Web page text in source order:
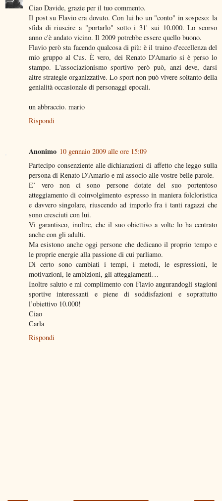
Ciao Davide, grazie per il tuo commento.
Il post su Flavio era dovuto. Con lui ho un "conto" in sospeso: la
sfida di riuscire a "portarlo" sotto i 31' sui 10.000. Lo scorso
anno c'è andato vicino. Il 2009 potrebbe essere quello buono.
Flavio però sta facendo qualcosa di più: è il traino d'eccellenza del
mio gruppo al Cus. È vero, dei Renato D'Amario si è perso lo
stampo. L'associazionismo sportivo però può, anzi deve, darsi
altre strategie organizzative. Lo sport non può vivere soltanto della
genialità occasionale di personaggi epocali.
un abbraccio. mario
Rispondi
Anonimo 10 gennaio 2009 alle ore 15:09
Partecipo consenziente alle dichiarazioni di affetto che leggo sulla
persona di Renato D’Amario e mi associo alle vostre belle parole.
E’ vero non ci sono persone dotate del suo portentoso
atteggiamento di coinvolgimento espresso in maniera folcloristica
e davvero singolare, riuscendo ad imporlo fra i tanti ragazzi che
sono cresciuti con lui.
Vi garantisco, inoltre, che il suo obiettivo a volte lo ha centrato
anche con gli adulti.
Ma esistono anche oggi persone che dedicano il proprio tempo e
le proprie energie alla passione di cui parliamo.
Di certo sono cambiati i tempi, i metodi, le espressioni, le
motivazioni, le ambizioni, gli atteggiamenti…
Inoltre saluto e mi complimento con Flavio augurandogli stagioni
sportive interessanti e piene di soddisfazioni e soprattutto
l’obiettivo 10.000!
Ciao
Carla
Rispondi